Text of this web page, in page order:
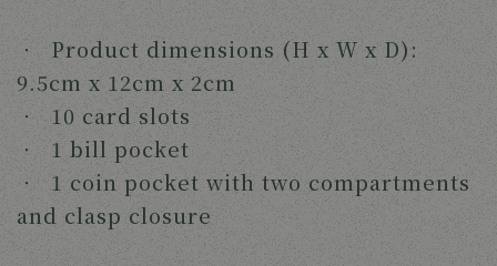
‧ Product dimensions (H x W x D):
9.5cm x 12cm x 2cm
‧ 10 card slots
‧ 1 bill pocket
‧ 1 coin pocket with two compartments
and clasp closure